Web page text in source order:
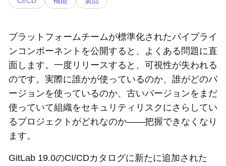
プラットフォームチームが標準化されたパイプライ
ンコンポーネントを公開すると、よくある問題に直
面します。一度リリースすると、可視性が失われる
のです。実際に誰かが使っているのか、誰がどのバ
ージョンを使っているのか、古いバージョンをまだ
使っていて組織をセキュリティリスクにさらしてい
るプロジェクトがどれなのか——把握できなくなり
ます。
GitLab 19.0のCI/CDカタログに新たに追加された